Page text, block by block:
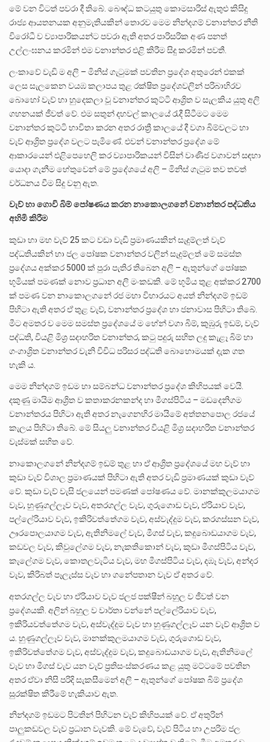
මේ වන විටත් පවරා දී තිබේ. බෞද්ධ කටයුතු කොමසාරිස් ඇතුළු කිසිදු
රාජ්‍ය ආයතනයක අනුමැතියකින් තොරව මෙම නින්දගම් වනාන්තර නීති
විරෝධී ව ව්‍යාපාරිකයන්ට පවරා ඇති අතර පාරිසරික අණ පනත්
උල්ලංඝනය කරමින් එම වනාන්තර එළි කිරීම සිදු කරමින් පවතී.
ලංකාවේ වැඩි ම අලි – මිනිස් ගැටුමක් පවතින ප්‍රදේශ අතුරෙන් එකක්
ලෙස සැලකෙන වයඹ කලාපය තුළ රක්ෂිත ප්‍රදේශවලින් පරිබාහිරව
බොහෝ වැව් හා හුදෙකලා වූ වනාන්තර කුට්ටි ආශ්‍රිත ව සැලකිය යුතු අලි
ගහනයක් ජීවත් වේ. එම සතුන් දහවල් කාලයේ රැදී සිටීමට මෙම
වනාන්තර කුට්ටි භාවිතා කරන අතර රාත්‍රී කාලයේ දී වගා බිම්වලට හා
වැව් ආශ්‍රිත ප්‍රදේශ වලට පැමිණේ. එවන් වනාන්තර ප්‍රදේශ මේ
ආකාරයෙන් එළිපෙහෙලි කර ව්‍යාපාරිකයන් විසින් වාණිජ වගාවන් සඳහා
යොදා ගැනීම හේතුවෙන් මේ ප්‍රදේශයේ අලි – මිනිස් ගැටුම තව තවත්
වර්ධනය වීම සිදු වනු ඇත.
වැව්හාගොවිබිම්පෝෂණයකරනනාකොලගනේවනාන්තරපද්ධතිය
අහිමිකිරීම
කුඩා හා මහ වැව් 25 කට වඩා වැඩි ප්‍රමාණයකින් සැදුම්ලත් වැව්
පද්ධතියකින් හා ජල පෝෂක වනාන්තර වලින් සැදුම්ලත් මේ සමස්ත
ප්‍රදේශය අක්කර 5000 ක් පුරා පැතිර තිබෙන අලි – ඇතුන්ගේ පෝෂක
භූමියක් පමණක් නොව ප්‍රධාන අලි මංකඩකි. මේ භූමිය තුළ අක්කර 2700
ක් පමණ වන නාකොලගනේ රජ මහා විහාරයට අයත් නින්දගම් ඉඩම්
පිහිටා ඇති අතර ඒ තුළ වැව්, වනාන්තර ප්‍රදේශ හා ජනාවාස පිහිටා තිබේ.
මීට අමතර ව මෙම සමස්ත ප්‍රදේශයේ ම හේන් වගා බිම්, කුඹුරු ඉඩම්, වැව්
පද්ධති, වියළි මිශ්‍ර සදාහරිත වනාන්තර, කටු පදුරු සහිත ලදු කැළෑ බිම් හා
ගංගාශ්‍රිත වනාන්තර වැනි විවිධ පරිසර පද්ධති බොහොමයක් දැක ගත
හැකි ය.
මෙම නින්දගම් ඉඩම හා සම්බන්ධ වනාන්තර ප්‍රදේශ කිහිපයක් වෙයි.
දකුණු මායිම ආශ්‍රිත ව කතාකරනකන්ද හා මීගස්පිටිය – මඩදෙනිගම
වනාන්තරය පිහිටා ඇති අතර නැගෙනහිර මායිමේ අත්තනපොල රජයේ
කැලය පිහිටා තිබේ. මේ සියලු වනාන්තර වියළි මිශ්‍ර සදාහරිත වනාන්තර
වැස්මක් සහිත වේ.
නාකොලගනේ නින්දගම් ඉඩම් තුළ හා ඒ ආශ්‍රිත ප්‍රදේශයේ මහ වැව් හා
කුඩා වැව් විශාල ප්‍රමාණයක් පිහිටා ඇති අතර වැඩි ප්‍රමාණයක් කුඩා වැව්
වේ. කුඩා වැව් වැසි ජලයෙන් පමණක් පෝෂණය වේ. මානක්කුලමයාගම
වැව, හුණුගල්ලෑව වැව, අතරගල්ල වැව, ගුරුගොඩ වැව, ඒරියාව වැව,
පල්ලේරියාව වැව, ඉකිරිවත්තේගම වැව, අස්වැද්දුම වැව, කරගස්සන වැව,
ඌරපොලයාගම වැව, ඇතිනිමලේ වැව, මීගස් වැව, කදුබොඩයාගම වැව,
කඩවල වැව, කිවුලේගම වැව, නැකතිකොන් වැව, කුඩා මීගස්පිටිය වැව,
කැලේගම වැව, කොතලවැටිය වැව, මහ මීගස්පිටිය වැව, දඹෑ වැව, අන්දර
වැව, කිරිබත් පෑලැස්ස වැව හා ගනේපතාන වැව ඒ අතර වේ.
අතරගල්ල වැව හා ඒරියාව වැව ජලජ පක්ෂීන් බහුල ව ජීවත් වන
ප්‍රදේශයකි. අලින් බහුල ව වාර්තා වන්නේ පල්ලේරියාව වැව,
ඉකිරියවත්තේගම වැව, අස්වැද්දුම වැව හා හුණුගල්ලෑව යන වැව් ආශ්‍රිත ව
ය. හුණුගල්ලෑව වැව, මානක්කුලමයාගම වැව, ගුරුගොඩ වැව,
ඉකිරිවත්තේගම වැව, අස්වැද්දුම වැව, කදුබොඩයාගම වැව, ඇතිනිමලේ
වැව හා මීගස් වැව යන වැව් ප්‍රතිසංස්කරණය කළ යුතු මට්ටමේ පවතින
අතර ඒවා නිසි පරිදි සැකසීමෙන් අලි – ඇතුන්ගේ පෝෂක බිම් ප්‍රදේශ
සුරක්ෂිත කිරීමේ හැකියාව ඇත.
නින්දගම් ඉඩමට පිටතින් පිහිටන වැව් කිහිපයක් වේ. ඒ අතුරින්
පාලුකඩවල වැව ප්‍රධාන වැවකි. මේ වැවේ, වැව් පිටිය හා උපරිම ජල